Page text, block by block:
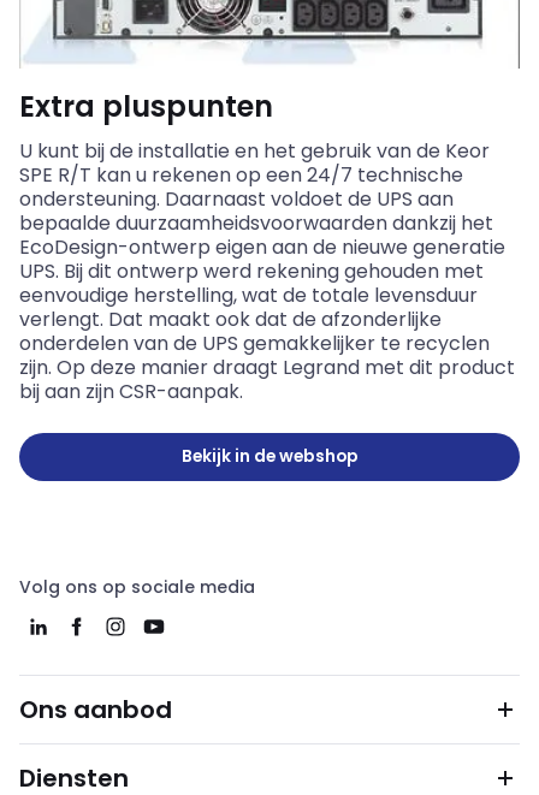
Extra pluspunten
U kunt bij de installatie en het gebruik van de Keor
SPE R/T kan u rekenen op een 24/7 technische
ondersteuning. Daarnaast voldoet de UPS aan
bepaalde duurzaamheidsvoorwaarden dankzij het
EcoDesign-ontwerp eigen aan de nieuwe generatie
UPS. Bij dit ontwerp werd rekening gehouden met
eenvoudige herstelling, wat de totale levensduur
verlengt. Dat maakt ook dat de afzonderlijke
onderdelen van de UPS gemakkelijker te recyclen
zijn. Op deze manier draagt Legrand met dit product
bij aan zijn CSR-aanpak.
Bekijk in de webshop
Volg ons op sociale media
Ons aanbod
Diensten